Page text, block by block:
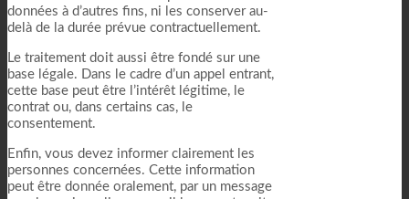
données à d’autres fins, ni les conserver au-
delà de la durée prévue contractuellement.
Le traitement doit aussi être fondé sur une
base légale. Dans le cadre d’un appel entrant,
cette base peut être l’intérêt légitime, le
contrat ou, dans certains cas, le
consentement.
Enfin, vous devez informer clairement les
personnes concernées. Cette information
peut être donnée oralement, par un message